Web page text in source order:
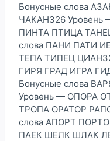
Бонусные слова
ЧАКАН326
ПИНТА ПТИЦА
слова ПАНИ ПАТИ
ТЕПА ТИПЕЦ
ГИРЯ ГРАД ИГРА
Бонусные слова
Уровень — ОПОРА
ТРОПА ОРАТОР
слова АПОРТ
ПАЕК ШЕЛК ШЛАК